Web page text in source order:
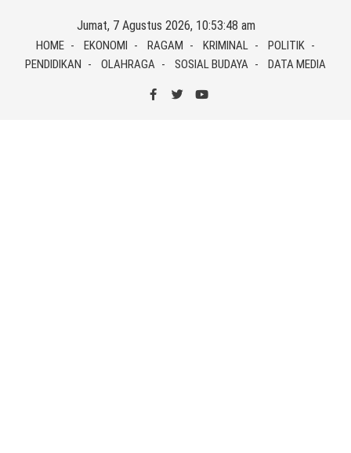
content
Jumat, 7 Agustus 2026, 10:53:49 am
HOME EKONOMI RAGAM KRIMINAL
POLITIK
PENDIDIKAN
OLAHRAGA SOSIAL BUDAYA DATA MEDIA